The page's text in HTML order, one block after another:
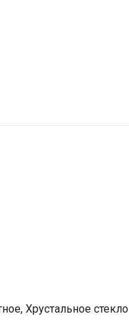
Хрустальное стекло